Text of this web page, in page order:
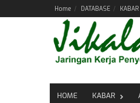
Home DATABASE KABAR
HOME KABAR